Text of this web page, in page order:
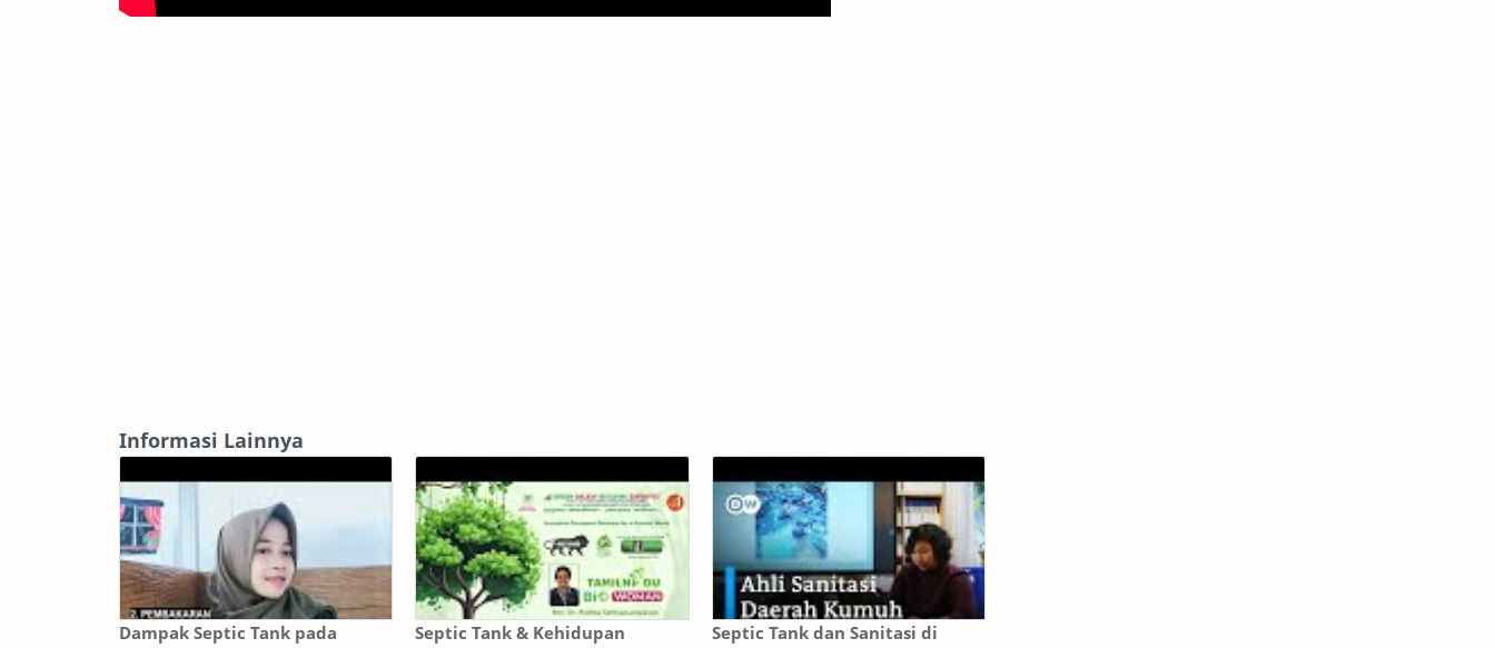
Informasi Lainnya
Dampak Septic Tank pada
Septic Tank & Kehidupan
Septic Tank dan Sanitasi di